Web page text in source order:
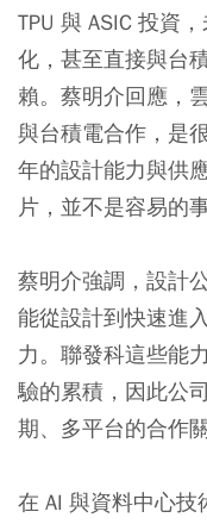
TPU 與 ASIC 投資
化，甚至直接與台
賴。蔡明介回應，
與台積電合作，是
年的設計能力與供
片，並不是容易的事
蔡明介強調，設計
能從設計到快速進
力。聯發科這些能
驗的累積，因此公
期、多平台的合作關
在 AI 與資料中心